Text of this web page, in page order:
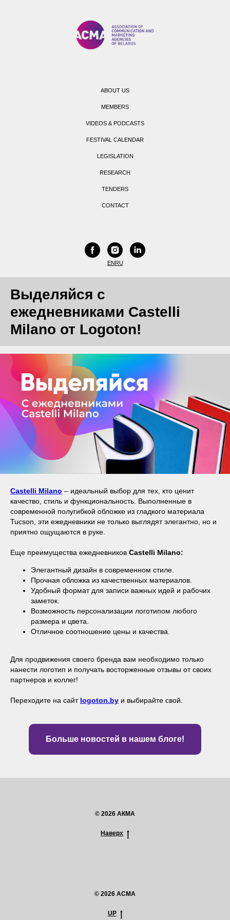
ABOUT US
MEMBERS
VIDEOS & PODCASTS
FESTIVAL CALENDAR
LEGISLATION
RESEARCH
TENDERS
CONTACT
ENRU
Выделяйся с
ежедневниками Castelli
Milano от Logoton!
Castelli Milano – идеальный выбор для тех, кто ценит
качество, стиль и функциональность. Выполненные в
современной полугибкой обложке из гладкого материала
Tucson, эти ежедневники не только выглядят элегантно, но и
приятно ощущаются в руке.
Еще преимущества ежедневников Castelli Milano:
Элегантный дизайн в современном стиле.
Прочная обложка из качественных материалов.
Удобный формат для записи важных идей и рабочих
заметок.
Возможность персонализации логотипом любого
размера и цвета.
Отличное соотношение цены и качества.
Для продвижения своего бренда вам необходимо только
нанести логотип и получать восторженные отзывы от своих
партнеров и коллег!
Переходите на сайт logoton.by и выбирайте свой.
Больше новостей в нашем блоге!
© 2026 АКМА
Наверх
© 2026 ACMA
UP